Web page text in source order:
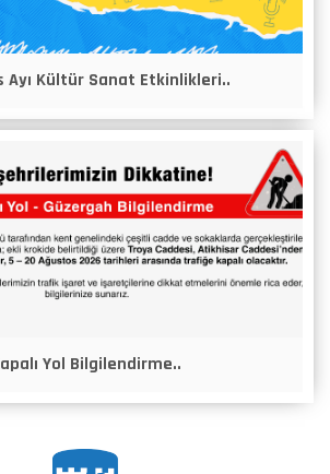
Ayı Kültür Sanat Etkinlikleri..
Yol Bilgilendirme..